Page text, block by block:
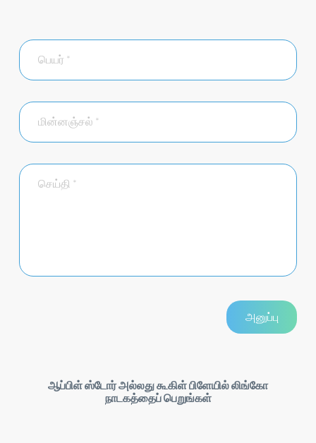
ஆப்பிள் ஸ்டோர் அல்லது கூகிள் பிளேயில் லிங்கோ
நாடகத்தைப் பெறுங்கள்